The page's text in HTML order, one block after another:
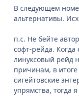
В следующем
альтернативы.
п.с. Не бейте
софт-рейда.
линуксовый рейд
причинам, в
сигейтовские
упрямства, тогда